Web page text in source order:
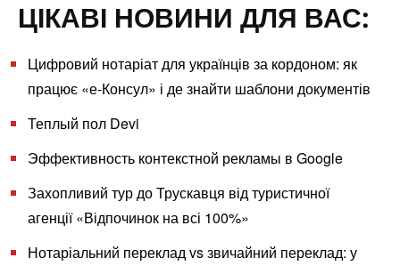
ЦІКАВІ НОВИНИ ДЛЯ ВАС:
Цифровий нотаріат для українців за кордоном: як
працює «е‑Консул» і де знайти шаблони документів
Теплый пол Devi
Эффективность контекстной рекламы в Google
Захопливий тур до Трускавця від туристичної
агенції «Відпочинок на всі 100%»
Нотаріальний переклад vs звичайний переклад: у